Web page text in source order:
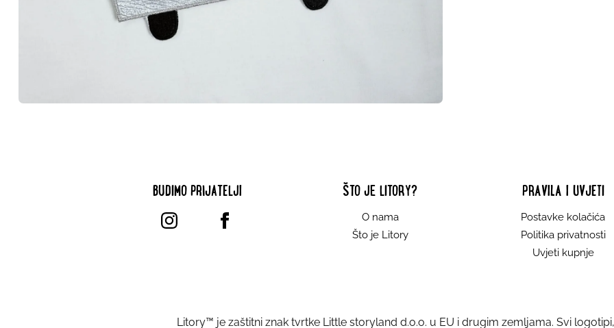
BUDIMO PRIJATELJI ŠTO JE LITORY?
O nama
Što je Litory
PRAVILA I UVJETI
Postavke kolačića
Politika privatnosti
Uvjeti kupnje
Litory™ je zaštitni znak tvrtke Little storyland d.o.o. u EU i drugim zemljama. Svi